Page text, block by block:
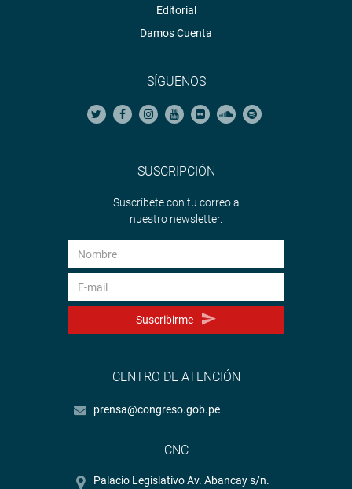
Editorial
Damos Cuenta
SÍGUENOS
SUSCRIPCIÓN
Suscríbete con tu correo a
nuestro newsletter.
Suscribirme
CENTRO DE ATENCIÓN
prensa@congreso.gob.pe
CNC
Palacio Legislativo Av. Abancay s/n.